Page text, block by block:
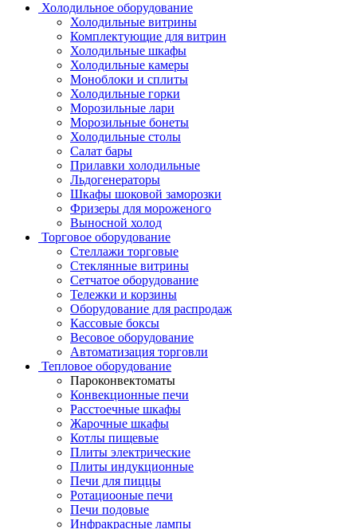
Холодильное оборудование
Холодильные витрины
Комплектующие для витрин
Холодильные шкафы
Холодильные камеры
Моноблоки и сплиты
Холодильные горки
Морозильные лари
Морозильные бонеты
Холодильные столы
Салат бары
Прилавки холодильные
Льдогенераторы
Шкафы шоковой заморозки
Фризеры для мороженого
Выносной холод
Торговое оборудование
Стеллажи торговые
Стеклянные витрины
Сетчатое оборудование
Тележки и корзины
Оборудование для распродаж
Кассовые боксы
Весовое оборудование
Автоматизация торговли
Тепловое оборудование
Пароконвектоматы
Конвекционные печи
Расстоечные шкафы
Жарочные шкафы
Котлы пищевые
Плиты электрические
Плиты индукционные
Печи для пиццы
Ротациооные печи
Печи подовые
Инфракрасные лампы